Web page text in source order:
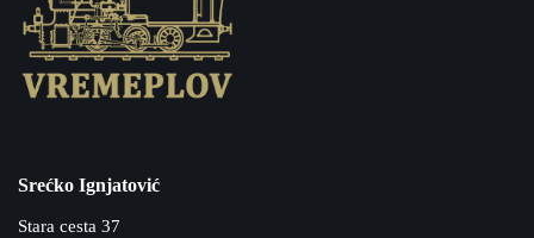
Srećko Ignjatović
Stara cesta 37